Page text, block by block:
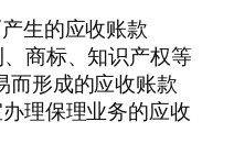
生的应收账款
商标、知识产权等
而形成的应收账款
理保理业务的应收